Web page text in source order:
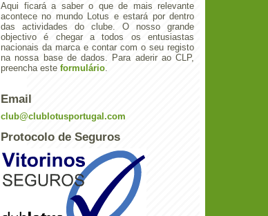
Aqui ficará a saber o que de mais relevante
acontece no mundo Lotus e estará por dentro
das actividades do clube. O nosso grande
objectivo é chegar a todos os entusiastas
nacionais da marca e contar com o seu registo
na nossa base de dados. Para aderir ao CLP,
preencha este formulário.
Email
club@clublotusportugal.com
Protocolo de Seguros